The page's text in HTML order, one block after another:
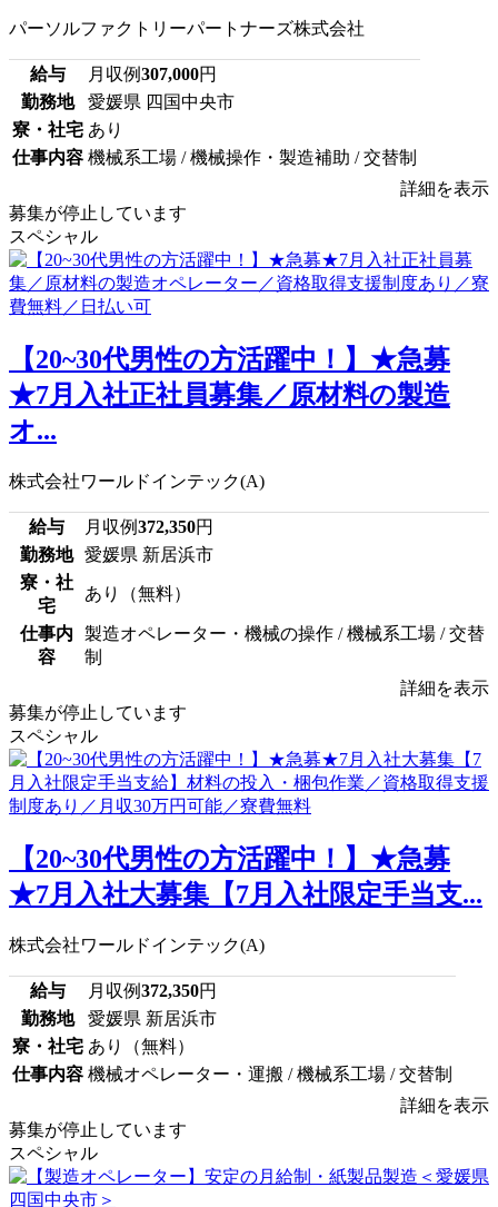
パーソルファクトリーパートナーズ株式会社
給与 月収例307,000円
勤務地
愛媛県 四国中央市
寮・社宅 あり
仕事内容 機械系工場 / 機械操作・製造補助 / 交替制
詳細を表示
募集が停止しています
スペシャル
【20~30代男性の方活躍中！】★急募
★7月入社正社員募集／原材料の製造
オ...
株式会社ワールドインテック(A)
給与 月収例372,350円
勤務地
愛媛県 新居浜市
寮・社
宅
あり（無料）
仕事内
容
製造オペレーター・機械の操作 / 機械系工場 / 交替
制
詳細を表示
募集が停止しています
スペシャル
【20~30代男性の方活躍中！】★急募
★7月入社大募集【7月入社限定手当支...
株式会社ワールドインテック(A)
給与 月収例372,350円
勤務地
愛媛県 新居浜市
寮・社宅 あり（無料）
仕事内容 機械オペレーター・運搬 / 機械系工場 / 交替制
詳細を表示
募集が停止しています
スペシャル